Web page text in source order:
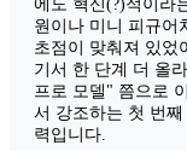
에도 혁신(?)적이라
원이나 미니 피규어
초점이 맞춰져 있었
기서 한 단계 더 올
프로 모델" 쯤으로
서 강조하는 첫 번
력입니다.